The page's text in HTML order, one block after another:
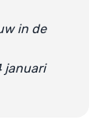
in de
januari